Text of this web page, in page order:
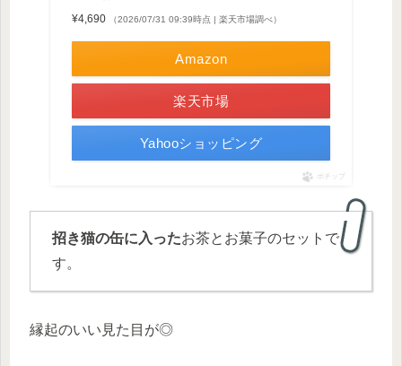
¥4,690 （2026/07/31 09:39時点 | 楽天市場調べ）
Amazon
楽天市場
Yahooショッピング
ポチップ
招き猫の缶に入ったお茶とお菓子のセットで
す。
縁起のいい見た目が◎